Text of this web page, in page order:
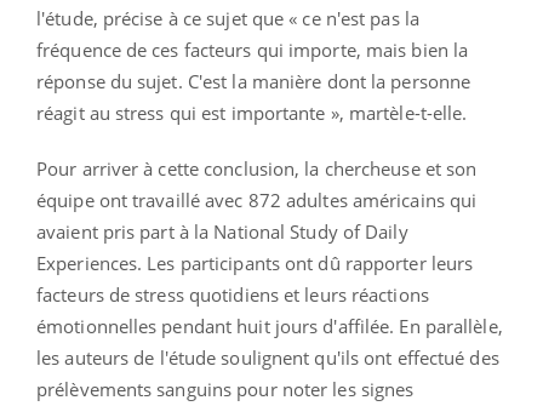
l'étude, précise à ce sujet que « ce n'est pas la
fréquence de ces facteurs qui importe, mais bien la
réponse du sujet. C'est la manière dont la personne
réagit au stress qui est importante », martèle-t-elle.
Pour arriver à cette conclusion, la chercheuse et son
équipe ont travaillé avec 872 adultes américains qui
avaient pris part à la National Study of Daily
Experiences. Les participants ont dû rapporter leurs
facteurs de stress quotidiens et leurs réactions
émotionnelles pendant huit jours d'affilée. En parallèle,
les auteurs de l'étude soulignent qu'ils ont effectué des
prélèvements sanguins pour noter les signes